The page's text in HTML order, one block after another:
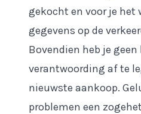
gekocht en voor je het
gegevens op de
Bovendien heb je
verantwoording af te
nieuwste aankoop.
problemen een